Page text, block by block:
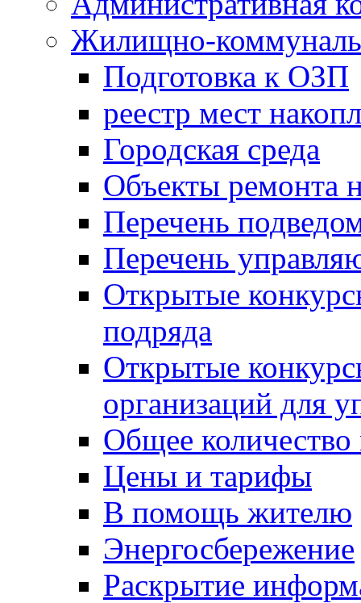
Жилищно-
Подготовка к ОЗП
реестр мест
Городская среда
Объекты ремонта
Перечень
Перечень
Открытые
подряда
Открытые
организаций для
Общее
Цены и тарифы
В помощь жителю
Энергосбережение
Раскрытие